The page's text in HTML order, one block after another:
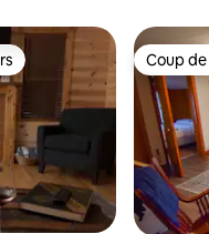
les plus appréciés Coup
Coup